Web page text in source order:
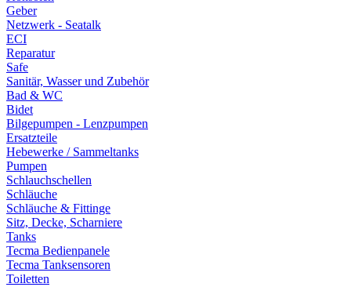
Geber
Netzwerk - Seatalk
ECI
Reparatur
Safe
Sanitär, Wasser und Zubehör
Bad & WC
Bidet
Bilgepumpen - Lenzpumpen
Ersatzteile
Hebewerke / Sammeltanks
Pumpen
Schlauchschellen
Schläuche
Schläuche & Fittinge
Sitz, Decke, Scharniere
Tanks
Tecma Bedienpanele
Tecma Tanksensoren
Toiletten